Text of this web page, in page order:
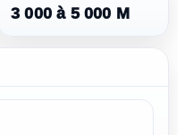
3 000 à 5 000 M